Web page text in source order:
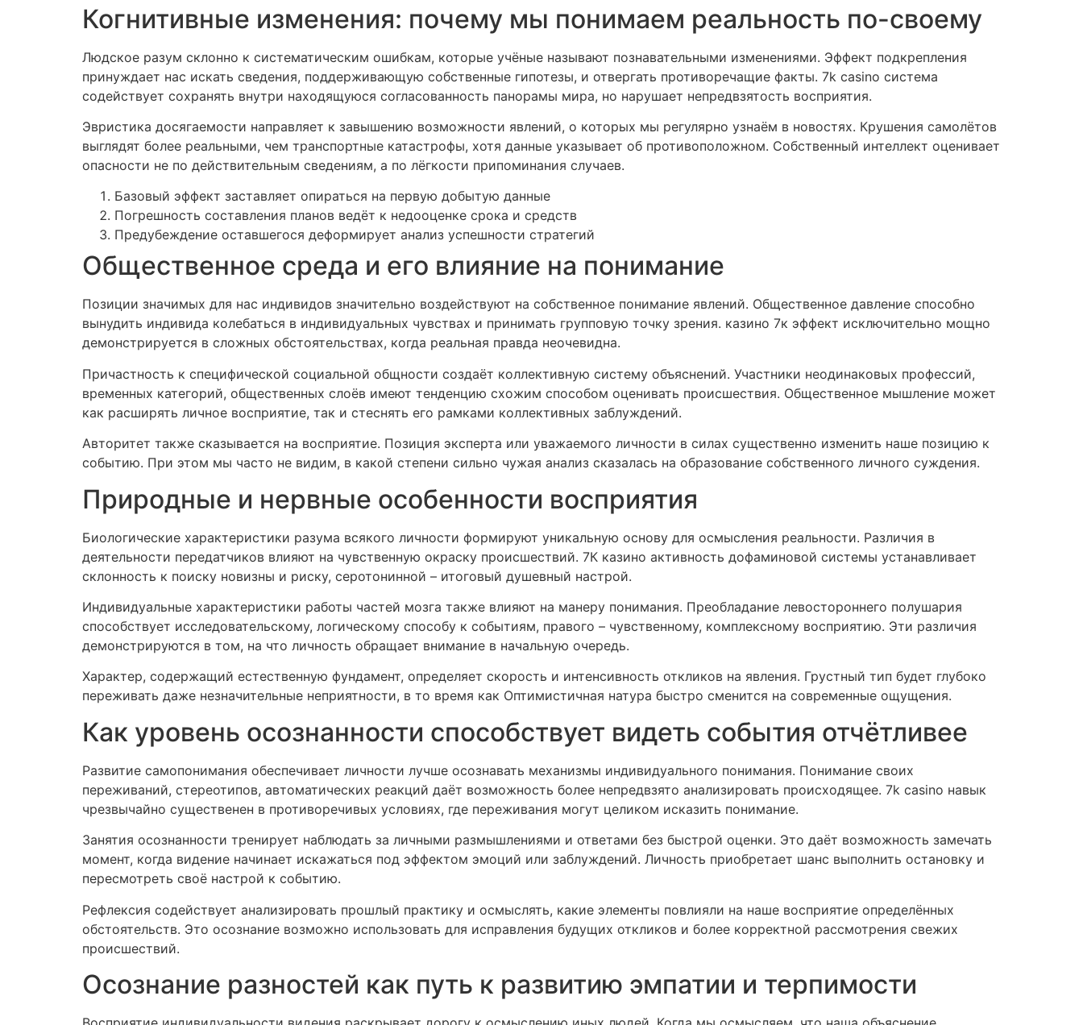
Когнитивные изменения: почему мы понимаем реальность по-своему
Людское разум склонно к систематическим ошибкам, которые учёные называют познавательными изменениями. Эффект подкрепления
принуждает нас искать сведения, поддерживающую собственные гипотезы, и отвергать противоречащие факты. 7k casino система
содействует сохранять внутри находящуюся согласованность панорамы мира, но нарушает непредвзятость восприятия.
Эвристика досягаемости направляет к завышению возможности явлений, о которых мы регулярно узнаём в новостях. Крушения самолётов
выглядят более реальными, чем транспортные катастрофы, хотя данные указывает об противоположном. Собственный интеллект оценивает
опасности не по действительным сведениям, а по лёгкости припоминания случаев.
Базовый эффект заставляет опираться на первую добытую данные
Погрешность составления планов ведёт к недооценке срока и средств
Предубеждение оставшегося деформирует анализ успешности стратегий
Общественное среда и его влияние на понимание
Позиции значимых для нас индивидов значительно воздействуют на собственное понимание явлений. Общественное давление способно
вынудить индивида колебаться в индивидуальных чувствах и принимать групповую точку зрения. казино 7к эффект исключительно мощно
демонстрируется в сложных обстоятельствах, когда реальная правда неочевидна.
Причастность к специфической социальной общности создаёт коллективную систему объяснений. Участники неодинаковых профессий,
временных категорий, общественных слоёв имеют тенденцию схожим способом оценивать происшествия. Общественное мышление может
как расширять личное восприятие, так и стеснять его рамками коллективных заблуждений.
Авторитет также сказывается на восприятие. Позиция эксперта или уважаемого личности в силах существенно изменить наше позицию к
событию. При этом мы часто не видим, в какой степени сильно чужая анализ сказалась на образование собственного личного суждения.
Природные и нервные особенности восприятия
Биологические характеристики разума всякого личности формируют уникальную основу для осмысления реальности. Различия в
деятельности передатчиков влияют на чувственную окраску происшествий. 7К казино активность дофаминовой системы устанавливает
склонность к поиску новизны и риску, серотонинной – итоговый душевный настрой.
Индивидуальные характеристики работы частей мозга также влияют на манеру понимания. Преобладание левостороннего полушария
способствует исследовательскому, логическому способу к событиям, правого – чувственному, комплексному восприятию. Эти различия
демонстрируются в том, на что личность обращает внимание в начальную очередь.
Характер, содержащий естественную фундамент, определяет скорость и интенсивность откликов на явления. Грустный тип будет глубоко
переживать даже незначительные неприятности, в то время как Оптимистичная натура быстро сменится на современные ощущения.
Как уровень осознанности способствует видеть события отчётливее
Развитие самопонимания обеспечивает личности лучше осознавать механизмы индивидуального понимания. Понимание своих
переживаний, стереотипов, автоматических реакций даёт возможность более непредвзято анализировать происходящее. 7k casino навык
чрезвычайно существенен в противоречивых условиях, где переживания могут целиком исказить понимание.
Занятия осознанности тренирует наблюдать за личными размышлениями и ответами без быстрой оценки. Это даёт возможность замечать
момент, когда видение начинает искажаться под эффектом эмоций или заблуждений. Личность приобретает шанс выполнить остановку и
пересмотреть своё настрой к событию.
Рефлексия содействует анализировать прошлый практику и осмыслять, какие элементы повлияли на наше восприятие определённых
обстоятельств. Это осознание возможно использовать для исправления будущих откликов и более корректной рассмотрения свежих
происшествий.
Осознание разностей как путь к развитию эмпатии и терпимости